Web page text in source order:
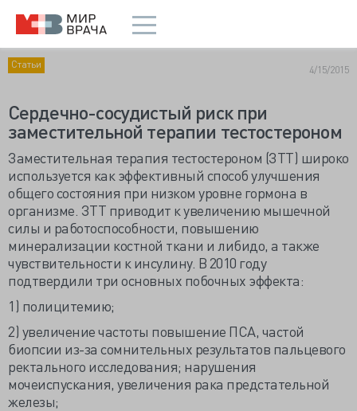
Статьи 4/15/2015
Сердечно-сосудистый риск при
заместительной терапии тестостероном
Заместительная терапия тестостероном (ЗТТ) широко
используется как эффективный способ улучшения
общего состояния при низком уровне гормона в
организме. ЗТТ приводит к увеличению мышечной
силы и работоспособности, повышению
минерализации костной ткани и либидо, а также
чувствительности к инсулину. В 2010 году
подтвердили три основных побочных эффекта:
1) полицитемию;
2) увеличение частоты повышение ПСА, частой
биопсии из-за сомнительных результатов пальцевого
ректального исследования; нарушения
мочеиспускания, увеличения рака предстательной
железы;